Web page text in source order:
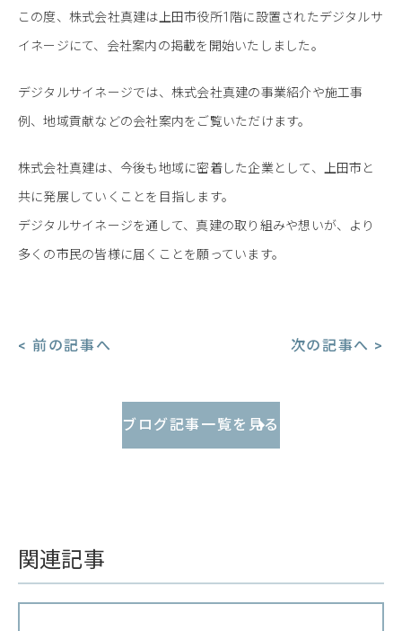
この度、株式会社真建は上田市役所1階に設置されたデジタルサ
イネージにて、会社案内の掲載を開始いたしました。
デジタルサイネージでは、株式会社真建の事業紹介や施工事
例、地域貢献などの会社案内をご覧いただけます。
株式会社真建は、今後も地域に密着した企業として、上田市と
共に発展していくことを目指します。
デジタルサイネージを通して、真建の取り組みや想いが、より
多くの市民の皆様に届くことを願っています。
< 前の記事へ 次の記事へ >
ブログ記事一覧を見る
関連記事